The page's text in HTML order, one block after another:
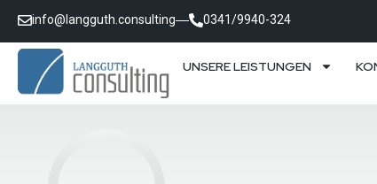
info@langguth.consulting 0341/9940-324
UNSERE LEISTUNGEN